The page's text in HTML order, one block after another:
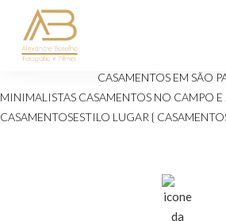
CASAMENTOS EM SÃO
MINIMALISTAS CASAMENTOS NO CAMPO
CASAMENTOSESTILO LUGAR {